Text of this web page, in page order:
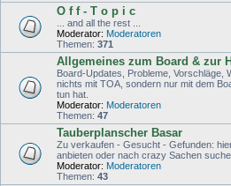
O f f - T o p i c
... and all the rest ...
Moderator: Moderatoren
Themen: 371
Allgemeines zum Board & zur
Board-Updates, Probleme, Vorschläge,
nichts mit TOA, sondern nur mit dem
tun hat.
Moderator: Moderatoren
Themen: 47
Tauberplanscher Basar
Zu verkaufen - Gesucht - Gefunden:
anbieten oder nach crazy Sachen
Moderator: Moderatoren
Themen: 43